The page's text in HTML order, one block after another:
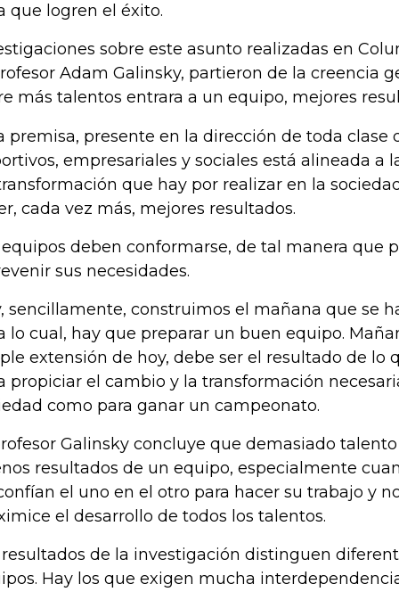
que logren el éxito.
sobre este asunto realizadas en
Adam Galinsky, partieron de la creencia
más talentos entrara a un equipo, mejores
premisa, presente en la dirección de toda clase
empresariales y sociales está alineada a
que hay por realizar en la
cada vez más, mejores resultados.
equipos deben conformarse, de tal manera que
sus necesidades.
sencillamente, construimos el mañana que se
lo cual, hay que preparar un buen equipo.
extensión de hoy, debe ser el resultado de lo
propiciar el cambio y la transformación
como para ganar un campeonato.
Galinsky concluye que demasiado
resultados de un equipo, especialmente
el uno en el otro para hacer su trabajo y
el desarrollo de todos los talentos.
resultados de la investigación distinguen
Hay los que exigen mucha